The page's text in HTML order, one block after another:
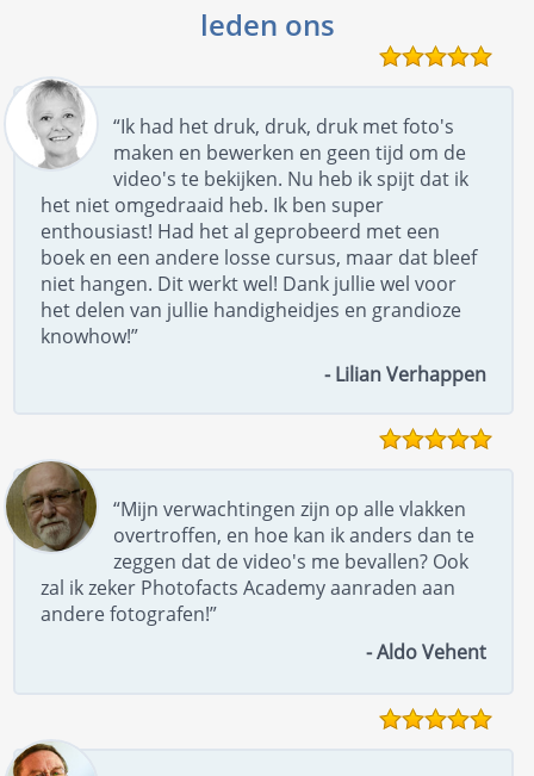
leden ons
“Ik had het druk, druk, druk met foto's
maken en bewerken en geen tijd om de
video's te bekijken. Nu heb ik spijt dat ik
het niet omgedraaid heb. Ik ben super
enthousiast! Had het al geprobeerd met een
boek en een andere losse cursus, maar dat bleef
niet hangen. Dit werkt wel! Dank jullie wel voor
het delen van jullie handigheidjes en grandioze
knowhow!”
- Lilian Verhappen
“Mijn verwachtingen zijn op alle vlakken
overtroffen, en hoe kan ik anders dan te
zeggen dat de video's me bevallen? Ook
zal ik zeker Photofacts Academy aanraden aan
andere fotografen!”
- Aldo Vehent